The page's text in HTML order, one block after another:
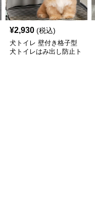
¥2,930 (税込)
犬トイレ 壁付き格子型
犬トイレはみ出し防止ト